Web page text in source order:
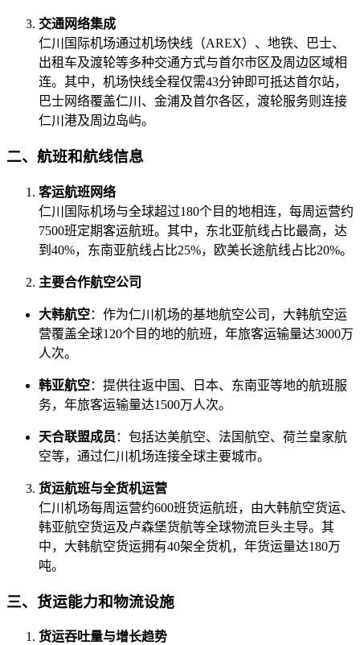
交通网络集成
仁川国际机场通过机场快线（AREX）、地铁、巴士、
出租车及渡轮等多种交通方式与首尔市区及周边区域相
连。其中，机场快线全程仅需43分钟即可抵达首尔站，
巴士网络覆盖仁川、金浦及首尔各区，渡轮服务则连接
仁川港及周边岛屿。
二、航班和航线信息
客运航班网络
仁川国际机场与全球超过180个目的地相连，每周运营约
7500班定期客运航班。其中，东北亚航线占比最高，达
到40%，东南亚航线占比25%，欧美长途航线占比20%。
主要合作航空公司
大韩航空：作为仁川机场的基地航空公司，大韩航空运
营覆盖全球120个目的地的航班，年旅客运输量达3000万
人次。
韩亚航空：提供往返中国、日本、东南亚等地的航班服
务，年旅客运输量达1500万人次。
天合联盟成员 ：包括达美航空、法国航空、荷兰皇家航
空等，通过仁川机场连接全球主要城市。
货运航班与全货机运营
仁川机场每周运营约600班货运航班，由大韩航空货运、
韩亚航空货运及卢森堡货航等全球物流巨头主导。其
中，大韩航空货运拥有40架全货机，年货运量达180万
吨。
三、货运能力和物流设施
货运吞吐量与增长趋势